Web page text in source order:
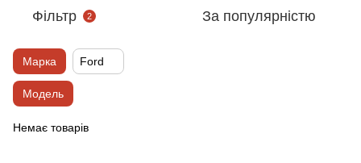
Фільтр 2 За популярністю
Марка Ford
Модель
Немає товарів